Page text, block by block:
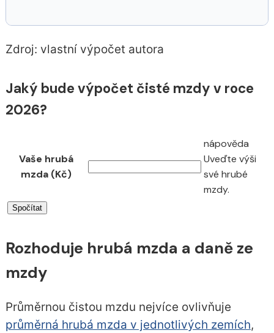
Zdroj: vlastní výpočet autora
Jaký bude výpočet čisté mzdy v roce
2026?
Vaše hrubá
mzda (Kč)
nápověda
Uveďte výši
své hrubé
mzdy.
Rozhoduje hrubá mzda a daně ze
mzdy
Průměrnou čistou mzdu nejvíce ovlivňuje
průměrná hrubá mzda v jednotlivých zemích,